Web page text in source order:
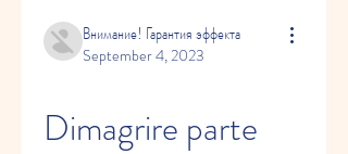
Внимание! Гарантия эффекта
September 4, 2023
Dimagrire parte